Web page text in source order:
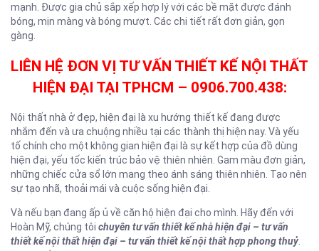
mạnh. Được gia chủ sắp xếp hợp lý với các bề mặt được đánh
bóng, mịn màng và bóng mượt. Các chi tiết rất đơn giản, gọn
gàng.
LIÊN HỆ ĐƠN VỊ TƯ VẤN THIẾT KẾ NỘI THẤT
HIỆN ĐẠI TẠI TPHCM – 0906.700.438:
Nội thất nhà ở đẹp, hiện đại là xu hướng thiết kế đang được
nhắm đến và ưa chuộng nhiều tại các thành thị hiện nay. Và yếu
tố chính cho một không gian hiện đại là sự kết hợp của đồ dùng
hiện đại, yếu tốc kiến trúc bảo vệ thiên nhiên. Gam màu đơn giản,
những chiếc cửa sổ lớn mang theo ánh sáng thiên nhiên. Tạo nên
sự tạo nhã, thoải mái và cuộc sống hiện đại.
Và nếu bạn đang ấp ủ về căn hộ hiện đại cho mình. Hãy đến với
Hoàn Mỹ, chúng tôi chuyên tư vấn thiết kế nhà hiện đại – tư vấn
thiết kế nội thất hiện đại – tư vấn thiết kế nội thất hợp phong thuỷ.